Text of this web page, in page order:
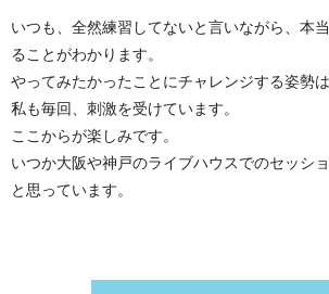
いつも、全然練習してないと言いながら、本
ることがわかります。
やってみたかったことにチャレンジする姿勢
私も毎回、刺激を受けています。
ここからが楽しみです。
いつか大阪や神戸のライブハウスでのセッシ
と思っています。